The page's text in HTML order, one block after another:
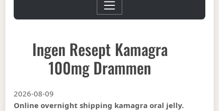
Ingen Resept Kamagra
100mg Drammen
2026-08-09
Online overnight shipping kamagra oral jelly.